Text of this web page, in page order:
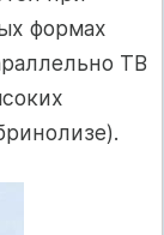
формах
ТВ